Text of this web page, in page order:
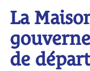
La
de